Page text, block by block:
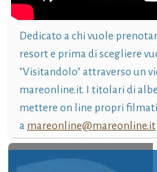
Dedicato a chi vuole
resort e prima di scegliere
"Visitandolo" attraverso un
mareonline.it. I titolari di
mettere on line propri filmati
a mareonline@mareonline.it